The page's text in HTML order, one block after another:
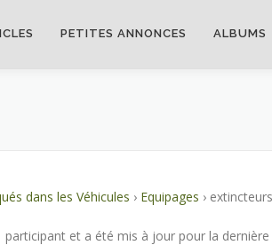
PETITES ANNONCES ALBUMS
dans les Véhicules › Equipages › extincteurs
participant et a été mis à jour pour la